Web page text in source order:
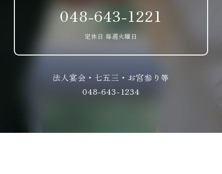
048-643-1221
定休日 毎週火曜日
法人宴会・七五三・お宮参り等
048-643-1234